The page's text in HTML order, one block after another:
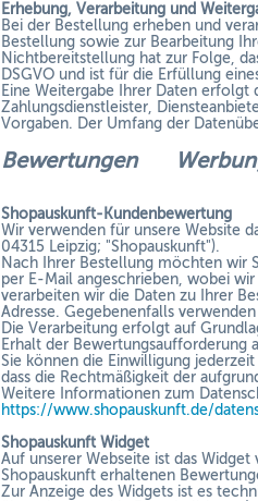
Erhebung, Verarbeitung und
Bei der Bestellung erheben und
Bestellung sowie zur Bearbeitung
Nichtbereitstellung hat zur Folge,
DSGVO und ist für die Erfüllung
Eine Weitergabe Ihrer Daten
Zahlungsdienstleister,
Vorgaben. Der Umfang der
Bewertungen
Shopauskunft-Kundenbewertung
Wir verwenden für unsere Website
04315 Leipzig; "Shopauskunft").
Nach Ihrer Bestellung möchten wir
per E-Mail angeschrieben, wobei
verarbeiten wir die Daten zu Ihrer
Adresse. Gegebenenfalls
Die Verarbeitung erfolgt auf
Erhalt der Bewertungsaufforderung
Sie können die Einwilligung
dass die Rechtmäßigkeit der
Weitere Informationen zum
https://www.shopauskunft.de/
Shopauskunft Widget
Auf unserer Webseite ist das
Shopauskunft erhaltenen
Zur Anzeige des Widgets ist es